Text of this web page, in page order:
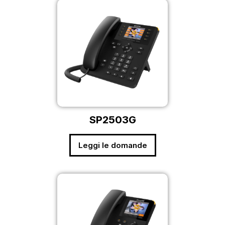
SP2503G
Leggi le domande